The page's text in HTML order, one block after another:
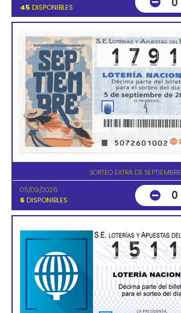
45 DISPONIBLES
SORTEO EXTRA DE SEPTIEMBRE
05/09/2026
6 DISPONIBLES 0